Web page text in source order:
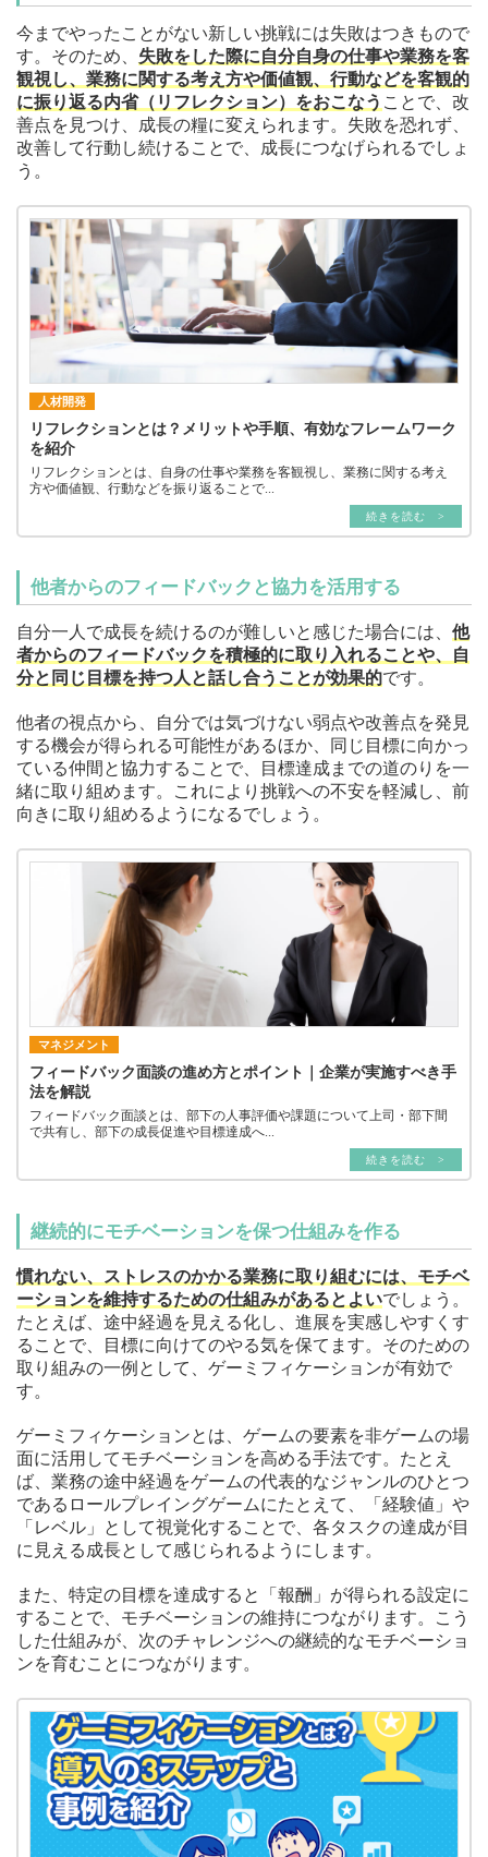
今までやったことがない新しい挑戦には失敗はつきもので
す。そのため、 失敗をした際に自分自身の仕事や業務を客
観視し、業務に関する考え方や価値観、行動などを客観的
に振り返る内省（リフレクション）をおこなう ことで、改
善点を見つけ、成長の糧に変えられます。失敗を恐れず、
改善して行動し続けることで、成長につなげられるでしょ
う。
人材開発
リフレクションとは？メリットや手順、有効なフレームワーク
を紹介
リフレクションとは、自身の仕事や業務を客観視し、業務に関する考え
方や価値観、行動などを振り返ることで...
続きを読む >
他者からのフィードバックと協力を活用する
自分一人で成長を続けるのが難しいと感じた場合には、 他
者からのフィードバックを積極的に取り入れることや、自
分と同じ目標を持つ人と話し合うことが効果的です。
他者の視点から、自分では気づけない弱点や改善点を発見
する機会が得られる可能性があるほか、同じ目標に向かっ
ている仲間と協力することで、目標達成までの道のりを一
緒に取り組めます。これにより挑戦への不安を軽減し、前
向きに取り組めるようになるでしょう。
マネジメント
フィードバック面談の進め方とポイント｜企業が実施すべき手
法を解説
フィードバック面談とは、部下の人事評価や課題について上司・部下間
で共有し、部下の成長促進や目標達成へ...
続きを読む >
継続的にモチベーションを保つ仕組みを作る
慣れない、ストレスのかかる業務に取り組むには、モチベ
ーションを維持するための仕組みがあるとよいでしょう。
たとえば、途中経過を見える化し、進展を実感しやすくす
ることで、目標に向けてのやる気を保てます。そのための
取り組みの一例として、ゲーミフィケーションが有効で
す。
ゲーミフィケーションとは、ゲームの要素を非ゲームの場
面に活用してモチベーションを高める手法です。たとえ
ば、業務の途中経過をゲームの代表的なジャンルのひとつ
であるロールプレイングゲームにたとえて、「経験値」や
「レベル」として視覚化することで、各タスクの達成が目
に見える成長として感じられるようにします。
また、特定の目標を達成すると「報酬」が得られる設定に
することで、モチベーションの維持につながります。こう
した仕組みが、次のチャレンジへの継続的なモチベーショ
ンを育むことにつながります。